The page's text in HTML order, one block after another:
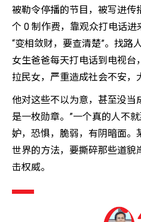
被勒令停播的节目，被写进传
个 0 制作费，靠观众打电话
“变相敛财，要查清楚”。找路
女生爸爸每天打电话到电视台
拉民女，严重造成社会不安，
他对这些不以为意，甚至没当
是一枚勋章。”一个真的人不
妒，恐惧，脆弱，有阴暗面。
世界的方法，要撕碎那些道貌
击权威。